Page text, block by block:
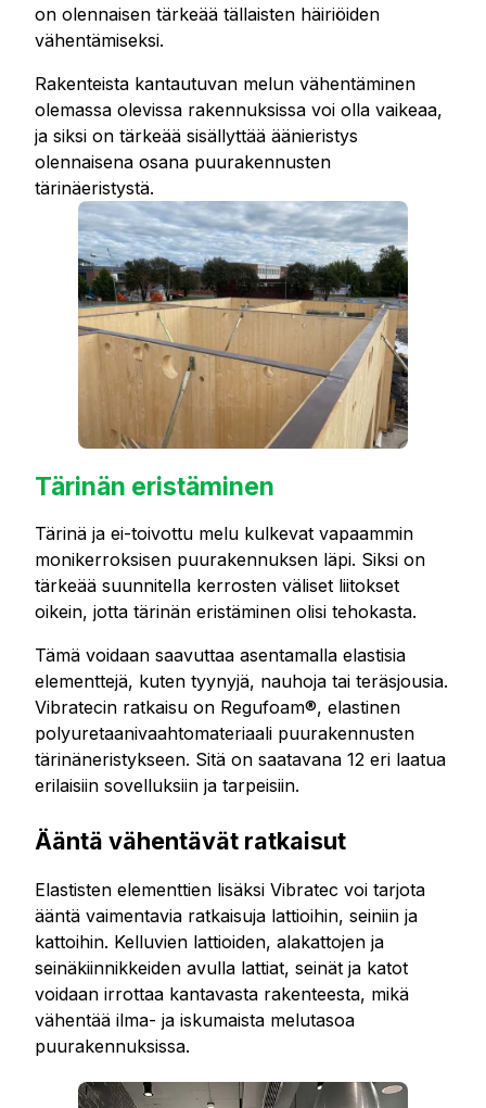
on olennaisen tärkeää tällaisten häiriöiden
vähentämiseksi.
Rakenteista kantautuvan melun vähentäminen
olemassa olevissa rakennuksissa voi olla vaikeaa,
ja siksi on tärkeää sisällyttää äänieristys
olennaisena osana puurakennusten
tärinäeristystä.
Tärinän eristäminen
Tärinä ja ei-toivottu melu kulkevat vapaammin
monikerroksisen puurakennuksen läpi. Siksi on
tärkeää suunnitella kerrosten väliset liitokset
oikein, jotta tärinän eristäminen olisi tehokasta.
Tämä voidaan saavuttaa asentamalla elastisia
elementtejä, kuten tyynyjä, nauhoja tai teräsjousia.
Vibratecin ratkaisu on Regufoam®, elastinen
polyuretaanivaahtomateriaali puurakennusten
tärinäneristykseen. Sitä on saatavana 12 eri laatua
erilaisiin sovelluksiin ja tarpeisiin.
Ääntä vähentävät ratkaisut
Elastisten elementtien lisäksi Vibratec voi tarjota
ääntä vaimentavia ratkaisuja lattioihin, seiniin ja
kattoihin. Kelluvien lattioiden, alakattojen ja
seinäkiinnikkeiden avulla lattiat, seinät ja katot
voidaan irrottaa kantavasta rakenteesta, mikä
vähentää ilma- ja iskumaista melutasoa
puurakennuksissa.